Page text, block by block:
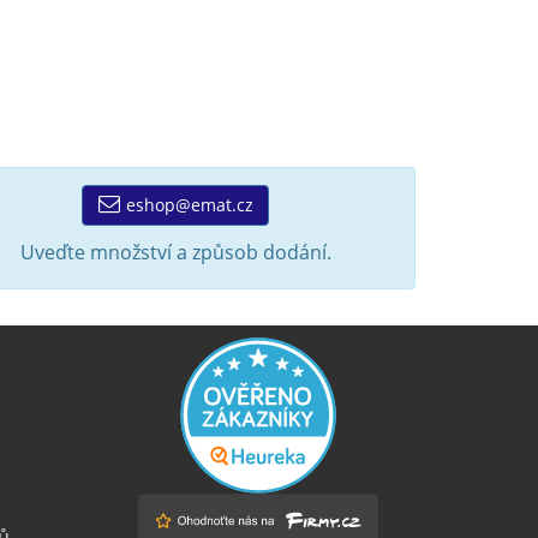
eshop@emat.cz
Uveďte množství a způsob dodání.